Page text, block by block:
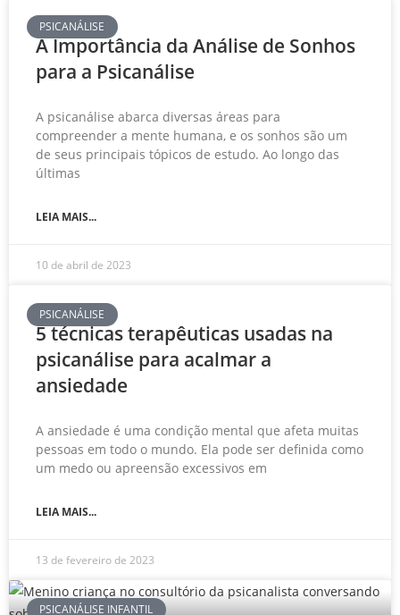
PSICANÁLISE
A Importância da Análise de Sonhos
para a Psicanálise
A psicanálise abarca diversas áreas para
compreender a mente humana, e os sonhos são um
de seus principais tópicos de estudo. Ao longo das
últimas
LEIA MAIS...
10 de abril de 2023
PSICANÁLISE
5 técnicas terapêuticas usadas na
psicanálise para acalmar a
ansiedade
A ansiedade é uma condição mental que afeta muitas
pessoas em todo o mundo. Ela pode ser definida como
um medo ou apreensão excessivos em
LEIA MAIS...
13 de fevereiro de 2023
PSICANÁLISE INFANTIL